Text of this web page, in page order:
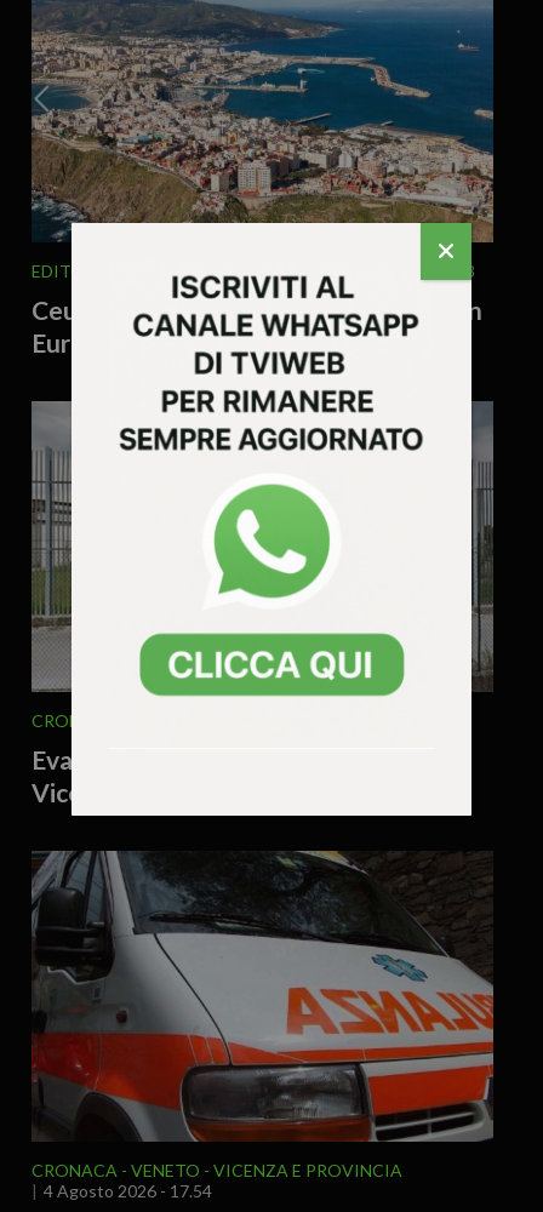
EDITORIALE ITALIA E MONDO 5 Agosto 2026 - 15.03
Ceuta non è una serie tv: ecco perché in
Europa abbiamo un problema serio
CRONACA
Evade mentre lo portano in ospedale a
Vicenza per una visita: catturato
CRONACA VENETO
VICENZA E PROVINCIA
4 Agosto 2026 - 17.54